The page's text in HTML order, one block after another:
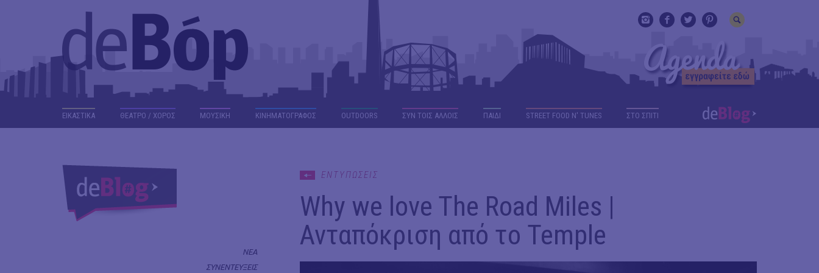
ΕΙΚΑΣΤΙΚΑ ΘΕΑΤΡΟ / ΧΟΡΟΣ ΜΟΥΣΙΚΗ ΚΙΝΗΜΑΤΟΓΡΑΦΟΣ OUTDΟORS ΣΥΝ ΤΟΙΣ ΑΛΛΟΙΣ ΠΑΙΔΙ STREET FOOD N' TUNES ΣΤΟ ΣΠΙΤΙ
ΝΕΑ
ΣΥΝΕΝΤΕΥΞΕΙΣ
ΕΝΤΥΠΩΣΕΙΣ
Why we love The Road Miles |
Ανταπόκριση από το Temple